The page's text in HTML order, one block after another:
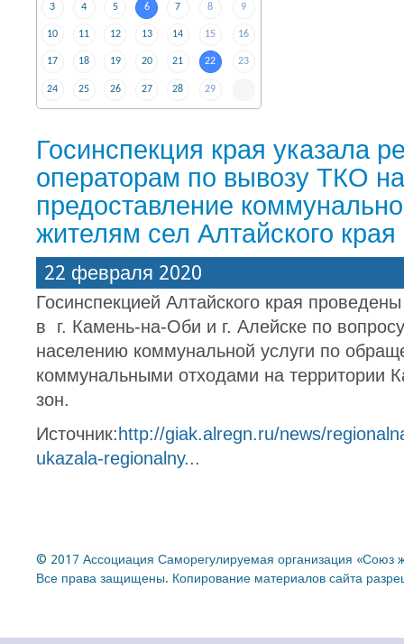
3 4 5 6 7 8 9
10 11 12 13 14 15 16
17 18 19 20 21 22 23
24 25 26 27 28 29
Госинспекция края указала
операторам по вывозу ТКО
предоставление
жителям сел Алтайского края
22 февраля 2020
Госинспекцией Алтайского края
в г. Камень-на-Оби и г. Алейске по
населению коммунальной услуги по
коммунальными отходами на территории
зон.
Источник: http://giak.alregn.ru/news/
ukazala-regionalny...
© 2017 Ассоциация Саморегулируемая организация «Союз
Все права защищены. Копирование материалов сайта